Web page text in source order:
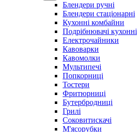
Блендери ручні
Блендери стаціонарні
Кухонні комбайни
Подрібнювачі кухонні
Електрочайники
Кавоварки
Кавомолки
Мультипечі
Попкорниці
Тостери
Фритюрниці
Бутербродниці
Грилі
Соковитискачі
М'ясорубки